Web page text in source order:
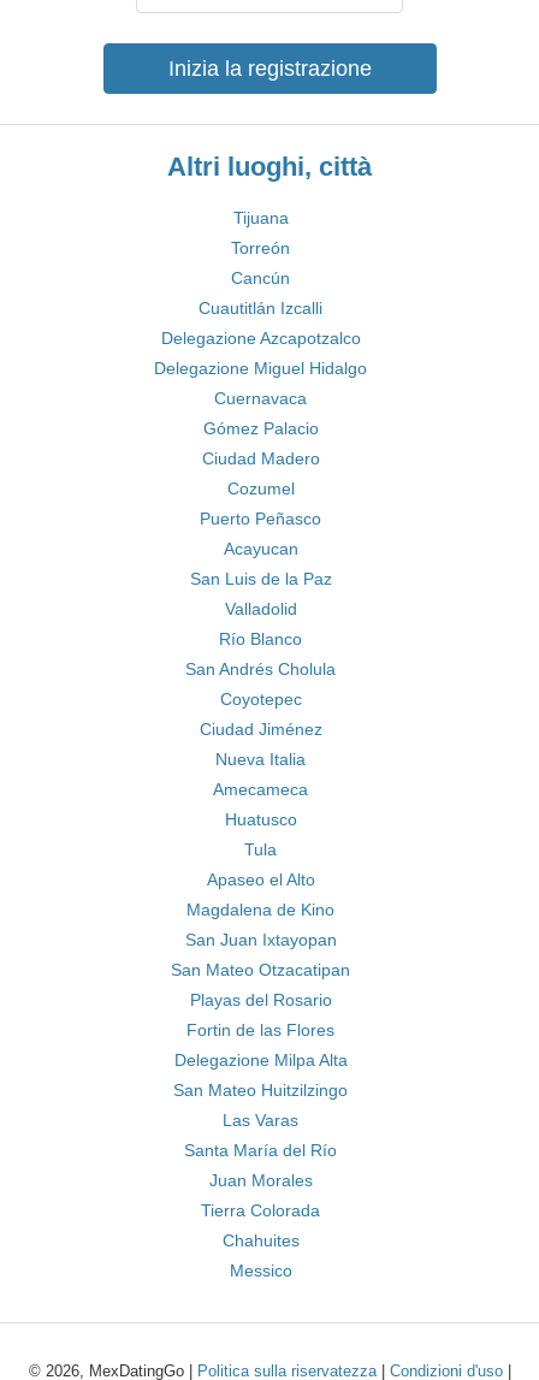
Inizia la registrazione
Altri luoghi, città
Tijuana
Torreón
Cancún
Cuautitlán Izcalli
Delegazione Azcapotzalco
Delegazione Miguel Hidalgo
Cuernavaca
Gómez Palacio
Ciudad Madero
Cozumel
Puerto Peñasco
Acayucan
San Luis de la Paz
Valladolid
Río Blanco
San Andrés Cholula
Coyotepec
Ciudad Jiménez
Nueva Italia
Amecameca
Huatusco
Tula
Apaseo el Alto
Magdalena de Kino
San Juan Ixtayopan
San Mateo Otzacatipan
Playas del Rosario
Fortin de las Flores
Delegazione Milpa Alta
San Mateo Huitzilzingo
Las Varas
Santa María del Río
Juan Morales
Tierra Colorada
Chahuites
Messico
© 2026, MexDatingGo | Politica sulla riservatezza| Condizioni d'uso|